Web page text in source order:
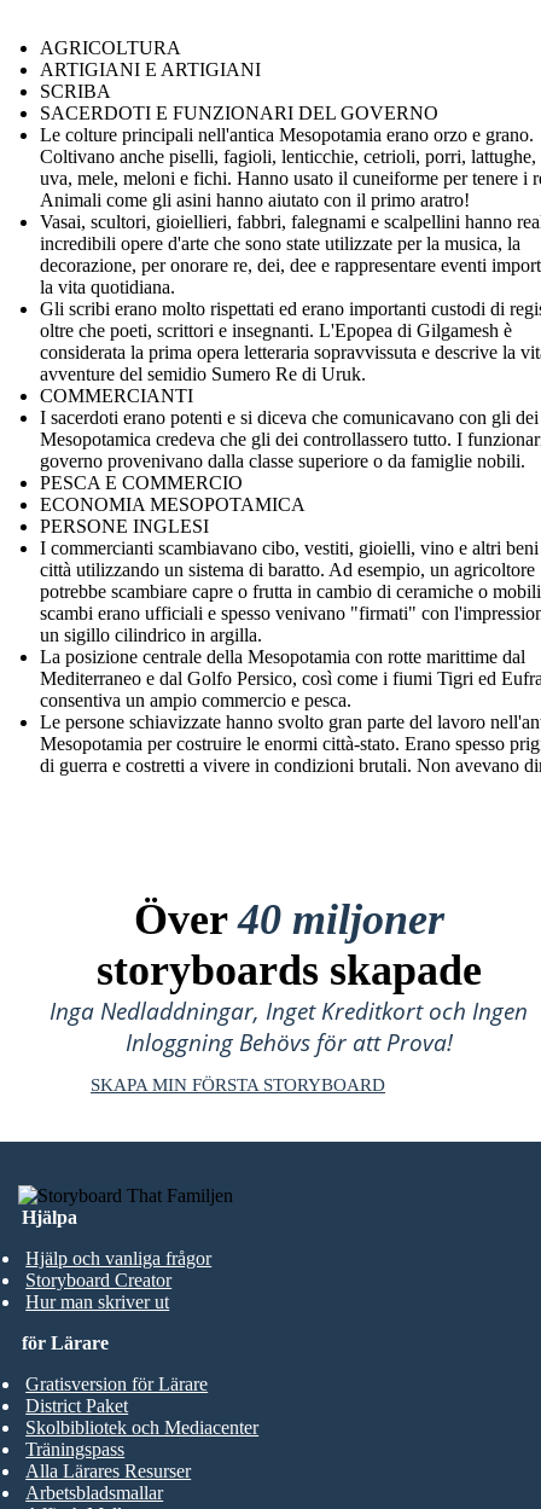
AGRICOLTURA
ARTIGIANI E ARTIGIANI
SCRIBA
SACERDOTI E FUNZIONARI DEL GOVERNO
Le colture principali nell'antica Mesopotamia erano orzo e grano.
Coltivano anche piselli, fagioli, lenticchie, cetrioli, porri, lattughe,
uva, mele, meloni e fichi. Hanno usato il cuneiforme per tenere i
Animali come gli asini hanno aiutato con il primo aratro!
Vasai, scultori, gioiellieri, fabbri, falegnami e scalpellini hanno
incredibili opere d'arte che sono state utilizzate per la musica, la
decorazione, per onorare re, dei, dee e rappresentare eventi
la vita quotidiana.
Gli scribi erano molto rispettati ed erano importanti custodi di
oltre che poeti, scrittori e insegnanti. L'Epopea di Gilgamesh è
considerata la prima opera letteraria sopravvissuta e descrive la
avventure del semidio Sumero Re di Uruk.
COMMERCIANTI
I sacerdoti erano potenti e si diceva che comunicavano con gli
Mesopotamica credeva che gli dei controllassero tutto. I
governo provenivano dalla classe superiore o da famiglie nobili.
PESCA E COMMERCIO
ECONOMIA MESOPOTAMICA
PERSONE INGLESI
I commercianti scambiavano cibo, vestiti, gioielli, vino e altri
città utilizzando un sistema di baratto. Ad esempio, un agricoltore
potrebbe scambiare capre o frutta in cambio di ceramiche o
scambi erano ufficiali e spesso venivano "firmati" con
un sigillo cilindrico in argilla.
La posizione centrale della Mesopotamia con rotte marittime dal
Mediterraneo e dal Golfo Persico, così come i fiumi Tigri ed
consentiva un ampio commercio e pesca.
Le persone schiavizzate hanno svolto gran parte del lavoro
Mesopotamia per costruire le enormi città-stato. Erano spesso
di guerra e costretti a vivere in condizioni brutali. Non avevano
Över40 miljoner
storyboards skapade
Inga Nedladdningar, Inget Kreditkort och Ingen
Inloggning Behövs för att Prova!
SKAPA MIN FÖRSTA STORYBOARD
Hjälpa
Hjälp och vanliga frågor
Storyboard Creator
Hur man skriver ut
för Lärare
Gratisversion för Lärare
District Paket
Skolbibliotek och Mediacenter
Träningspass
Alla Lärares Resurser
Arbetsbladsmallar